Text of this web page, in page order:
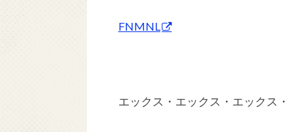
FNMNL
エックス・エックス・エックス